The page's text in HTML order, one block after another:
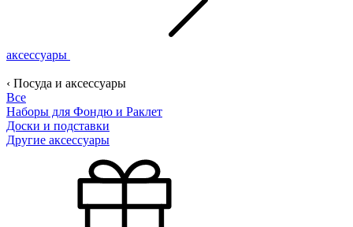
аксессуары
‹ Посуда и аксессуары
Все
Наборы для Фондю и Раклет
Доски и подставки
Другие аксессуары